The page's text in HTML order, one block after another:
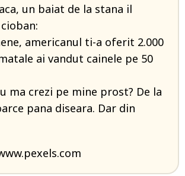
un baiat de la stana il
americanul ti-a oferit 2.000
ai vandut cainele pe 50
ma crezi pe mine prost? De la
pana diseara. Dar din